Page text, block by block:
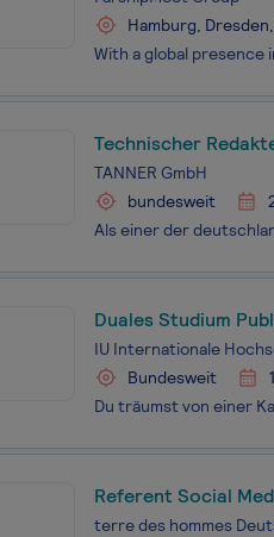
Hamburg,
Technischer
TANNER GmbH
bundesweit
Duales Studium
IU Internationale
Bundesweit
Referent Social
terre des hommes